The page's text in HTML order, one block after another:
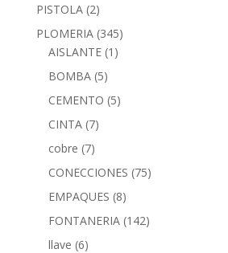
PISTOLA (2)
PLOMERIA (345)
AISLANTE (1)
BOMBA (5)
CEMENTO (5)
CINTA (7)
cobre (7)
CONECCIONES (75)
EMPAQUES (8)
FONTANERIA (142)
llave (6)